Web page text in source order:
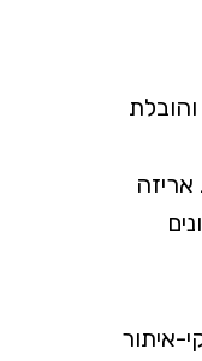
אריזה
איתור